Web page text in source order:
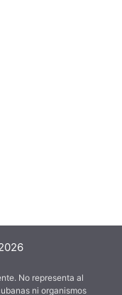
No representa al
ni organismos